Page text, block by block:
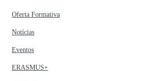
Oferta Formativa
Notícias
Eventos
ERASMUS+